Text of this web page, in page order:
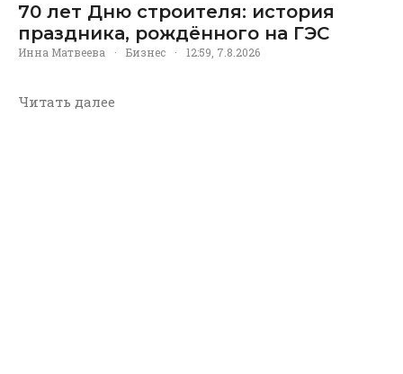
70 лет Дню строителя: история
праздника, рождённого на ГЭС
Инна Матвеева · Бизнес · 12:59, 7.8.2026
Читать далее